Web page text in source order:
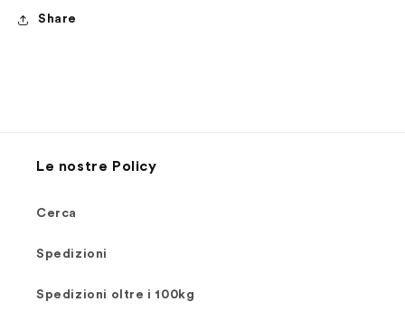
Share
Le nostre Policy
Cerca
Spedizioni
Spedizioni oltre i 100kg